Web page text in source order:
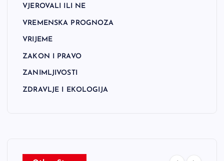
VJEROVALI ILI NE
VREMENSKA PROGNOZA
VRIJEME
ZAKON I PRAVO
ZANIMLJIVOSTI
ZDRAVLJE I EKOLOGIJA